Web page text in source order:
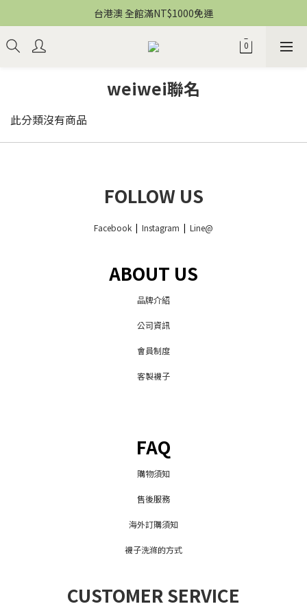
台港澳 全館滿NT$1000免運
weiwei聯名
此分類沒有商品
FOLLOW US
Facebook | Instagram | Line@
ABOUT US
品牌介紹
公司資訊
會員制度
客製襪子
FAQ
購物須知
售後服務
海外訂購須知
襪子洗滌的方式
CUSTOMER SERVICE